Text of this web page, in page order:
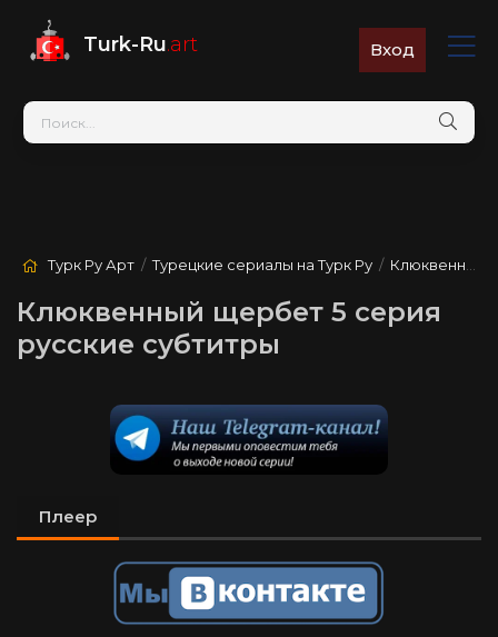
Turk-Ru.art Вход
Турк Ру Арт /Турецкие сериалы на Турк Ру / Клюквенный щербет
Клюквенный щербет 5 серия
русские субтитры
Плеер